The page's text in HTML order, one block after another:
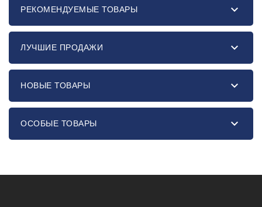
РЕКОМЕНДУЕМЫЕ ТОВАРЫ 
ЛУЧШИЕ ПРОДАЖИ 
НОВЫЕ ТОВАРЫ 
ОСОБЫЕ ТОВАРЫ 